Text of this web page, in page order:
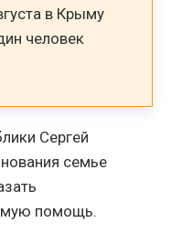
в Крыму
человек
Сергей
семье
помощь.